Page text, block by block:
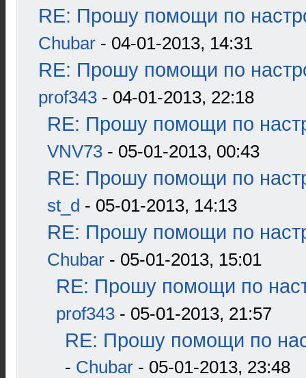
RE: Прошу помощи по
Chubar - 04-01-2013, 14:31
RE: Прошу помощи по
prof343 - 04-01-2013, 22:18
RE: Прошу помощи по
VNV73 - 05-01-2013, 00:43
RE: Прошу помощи по
st_d - 05-01-2013, 14:13
RE: Прошу помощи по
Chubar - 05-01-2013, 15:01
RE: Прошу помощи по
prof343 - 05-01-2013, 21:57
RE: Прошу помощи по
- Chubar - 05-01-2013, 23:48